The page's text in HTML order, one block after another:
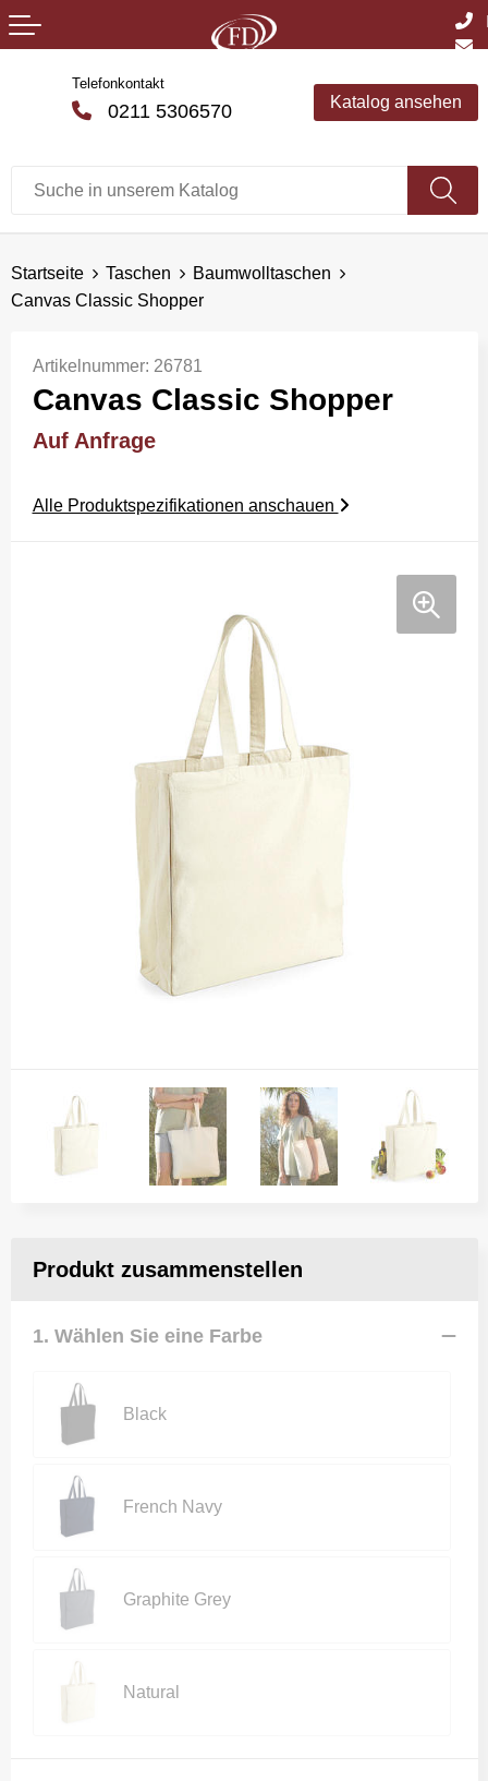
Telefonkontakt
0211 5306570 Katalog ansehen
Startseite Taschen
Baumwolltaschen
Canvas Classic Shopper
Artikelnummer: 26781
Canvas Classic Shopper
Auf Anfrage
Alle Produktspezifikationen anschauen
Produkt zusammenstellen
1. Wählen Sie eine Farbe
Black
French Navy
Graphite Grey
Natural